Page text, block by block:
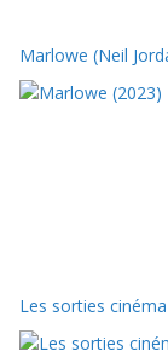
Marlowe (Neil
Les sorties